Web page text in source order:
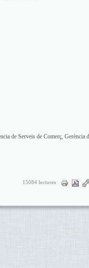
de Serveis de Comerç, Gerència
15084 lectures